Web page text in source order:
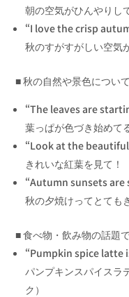
朝の空気がひんやりし
“I love the crisp
秋のすがすがしい空気
■ 秋の自然や景色につい
“The leaves are
葉っぱが色づき始めて
“Look at the
きれいな紅葉を見て！
“Autumn sunsets are
秋の夕焼けってとても
■ 食べ物・飲み物の話題
“Pumpkin spice latte
パンプキンスパイスラ
ク）